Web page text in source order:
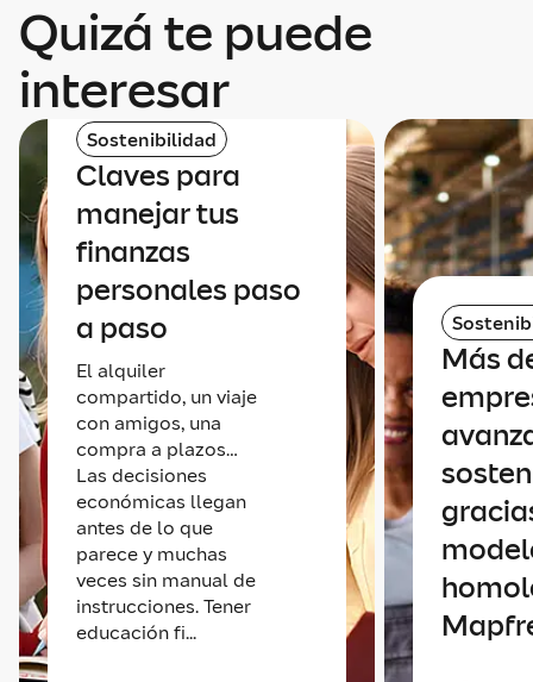
Quizá te puede
interesar
Sostenibilidad
Claves para
manejar tus
finanzas
personales paso
a paso
El alquiler
compartido, un viaje
con amigos, una
compra a plazos…
Las decisiones
económicas llegan
antes de lo que
parece y muchas
veces sin manual de
instrucciones. Tener
educación fi...
Más